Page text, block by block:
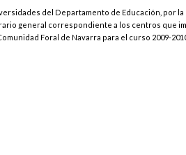
del Departamento de Educación, por la
general correspondiente a los centros que
Foral de Navarra para el curso 2009-